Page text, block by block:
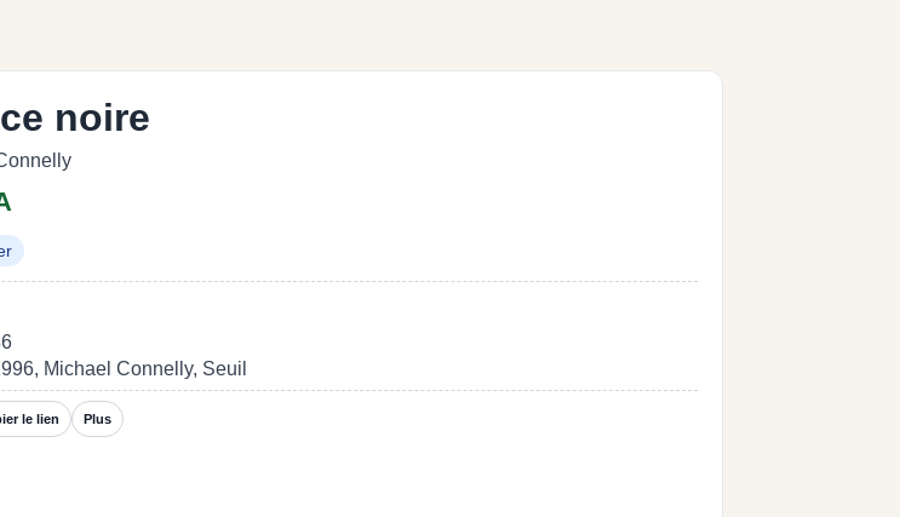
noire
Michael Connelly, Seuil
le lien Plus